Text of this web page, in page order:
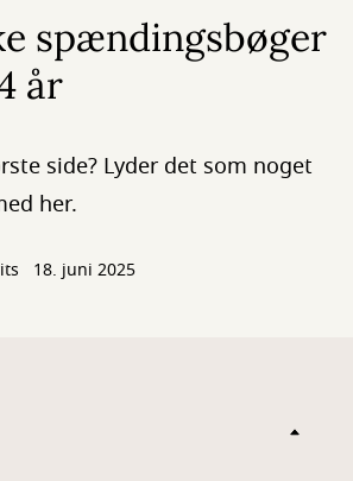
spændingsbøger
år
side? Lyder det som noget
her.
18. juni 2025